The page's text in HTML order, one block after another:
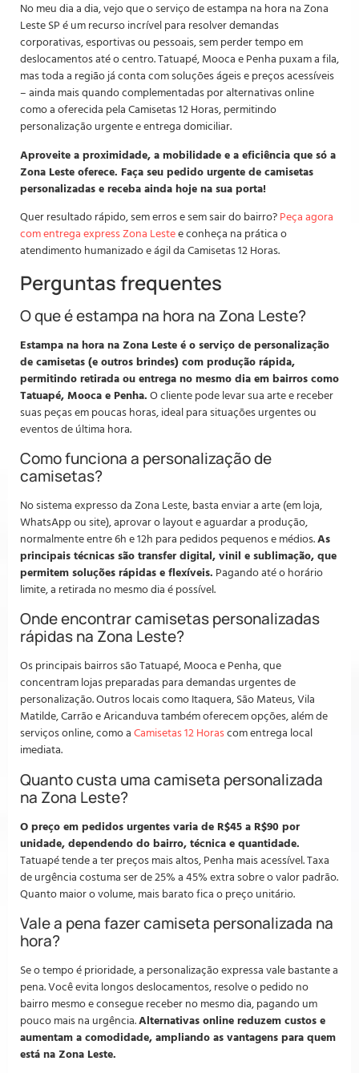
No meu dia a dia, vejo que o serviço de estampa na hora na Zona
Leste SP é um recurso incrível para resolver demandas
corporativas, esportivas ou pessoais, sem perder tempo em
deslocamentos até o centro. Tatuapé, Mooca e Penha puxam a fila,
mas toda a região já conta com soluções ágeis e preços acessíveis
– ainda mais quando complementadas por alternativas online
como a oferecida pela Camisetas 12 Horas, permitindo
personalização urgente e entrega domiciliar.
Aproveite a proximidade, a mobilidade e a eficiência que só a
Zona Leste oferece. Faça seu pedido urgente de camisetas
personalizadas e receba ainda hoje na sua porta!
Quer resultado rápido, sem erros e sem sair do bairro? Peça agora
com entrega express Zona Lestee conheça na prática o
atendimento humanizado e ágil da Camisetas 12 Horas.
Perguntas frequentes
O que é estampa na hora na Zona Leste?
Estampa na hora na Zona Leste é o serviço de personalização
de camisetas (e outros brindes) com produção rápida,
permitindo retirada ou entrega no mesmo dia em bairros como
Tatuapé, Mooca e Penha. O cliente pode levar sua arte e receber
suas peças em poucas horas, ideal para situações urgentes ou
eventos de última hora.
Como funciona a personalização de
camisetas?
No sistema expresso da Zona Leste, basta enviar a arte (em loja,
WhatsApp ou site), aprovar o layout e aguardar a produção,
normalmente entre 6h e 12h para pedidos pequenos e médios.As
principais técnicas são transfer digital, vinil e sublimação, que
permitem soluções rápidas e flexíveis. Pagando até o horário
limite, a retirada no mesmo dia é possível.
Onde encontrar camisetas personalizadas
rápidas na Zona Leste?
Os principais bairros são Tatuapé, Mooca e Penha, que
concentram lojas preparadas para demandas urgentes de
personalização. Outros locais como Itaquera, São Mateus, Vila
Matilde, Carrão e Aricanduva também oferecem opções, além de
serviços online, como a Camisetas 12 Horascom entrega local
imediata.
Quanto custa uma camiseta personalizada
na Zona Leste?
O preço em pedidos urgentes varia de R$45 a R$90 por
unidade, dependendo do bairro, técnica e quantidade.
Tatuapé tende a ter preços mais altos, Penha mais acessível. Taxa
de urgência costuma ser de 25% a 45% extra sobre o valor padrão.
Quanto maior o volume, mais barato fica o preço unitário.
Vale a pena fazer camiseta personalizada na
hora?
Se o tempo é prioridade, a personalização expressa vale bastante a
pena. Você evita longos deslocamentos, resolve o pedido no
bairro mesmo e consegue receber no mesmo dia, pagando um
pouco mais na urgência.Alternativas online reduzem custos e
aumentam a comodidade, ampliando as vantagens para quem
está na Zona Leste.